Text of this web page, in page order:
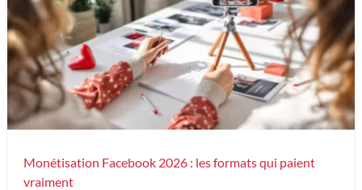
Monétisation Facebook 2026 : les formats qui paient
vraiment